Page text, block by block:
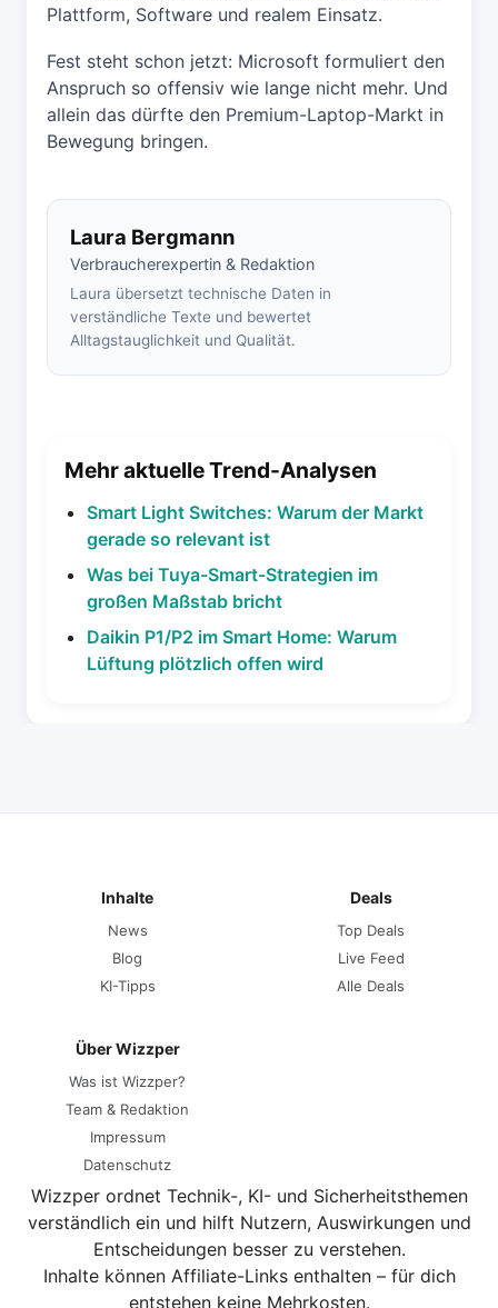
Plattform, Software und realem Einsatz.
Fest steht schon jetzt: Microsoft formuliert den
Anspruch so offensiv wie lange nicht mehr. Und
allein das dürfte den Premium-Laptop-Markt in
Bewegung bringen.
Laura Bergmann
Verbraucherexpertin & Redaktion
Laura übersetzt technische Daten in
verständliche Texte und bewertet
Alltagstauglichkeit und Qualität.
Mehr aktuelle Trend-Analysen
Smart Light Switches: Warum der Markt
gerade so relevant ist
Was bei Tuya-Smart-Strategien im
großen Maßstab bricht
Daikin P1/P2 im Smart Home: Warum
Lüftung plötzlich offen wird
Inhalte
News
Blog
KI-Tipps
Deals
Top Deals
Live Feed
Alle Deals
Über Wizzper
Was ist Wizzper?
Team & Redaktion
Impressum
Datenschutz
Wizzper ordnet Technik-, KI- und Sicherheitsthemen
verständlich ein und hilft Nutzern, Auswirkungen und
Entscheidungen besser zu verstehen.
Inhalte können Affiliate-Links enthalten – für dich
entstehen keine Mehrkosten.